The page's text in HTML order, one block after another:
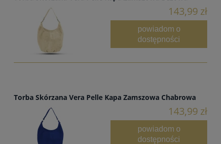
143,99 zł
powiadom o
dostępności
Torba Skórzana Vera Pelle Kapa Zamszowa Chabrowa
143,99 zł
powiadom o
dostępności